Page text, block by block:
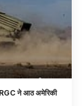
ने आठ अमेरिकी